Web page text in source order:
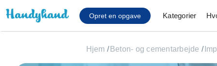
Opret en opgave Kategorier
Hjem / Beton- og cementarbejde /